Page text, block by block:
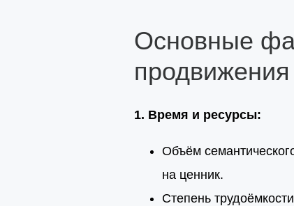
Основные
продвижения
1. Время и ресурсы:
Объём
на ценник.
Степень